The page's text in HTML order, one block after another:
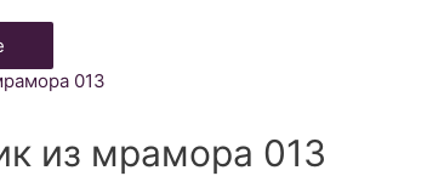
из мрамора 013